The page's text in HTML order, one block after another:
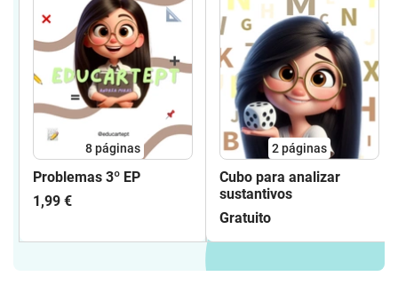
8páginas
Problemas 3º EP
1,99 €
2páginas
Cubo para analizar
sustantivos
Gratuito